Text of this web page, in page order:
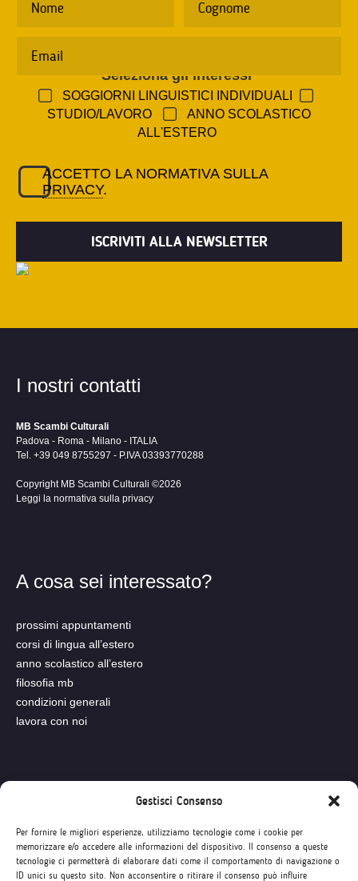
Gestisci Consenso
Per fornire le migliori esperienze, utilizziamo tecnologie come i cookie per
memorizzare e/o accedere alle informazioni del dispositivo. Il consenso a queste
tecnologie ci permetterà di elaborare dati come il comportamento di navigazione o
ID unici su questo sito. Non acconsentire o ritirare il consenso può influire
Seleziona gli interessi
SOGGIORNI LINGUISTICI INDIVIDUALI
STUDIO/LAVORO
ANNO SCOLASTICO
ALL'ESTERO
ACCETTO LA NORMATIVA SULLA
PRIVACY.
I nostri contatti
MB Scambi Culturali
Padova - Roma - Milano - ITALIA
Tel. +39 049 8755297 - P.IVA 03393770288
Copyright MB Scambi Culturali ©2026
Leggi la normativa sulla privacy
A cosa sei interessato?
prossimi appuntamenti
corsi di lingua all’estero
anno scolastico all’estero
filosofia mb
condizioni generali
lavora con noi